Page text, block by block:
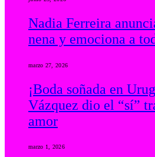
Nadia Ferreira
nena y emociona a
marzo 27, 2026
¡Boda soñada en
Vázquez dio el “sí”
amor
marzo 1, 2026